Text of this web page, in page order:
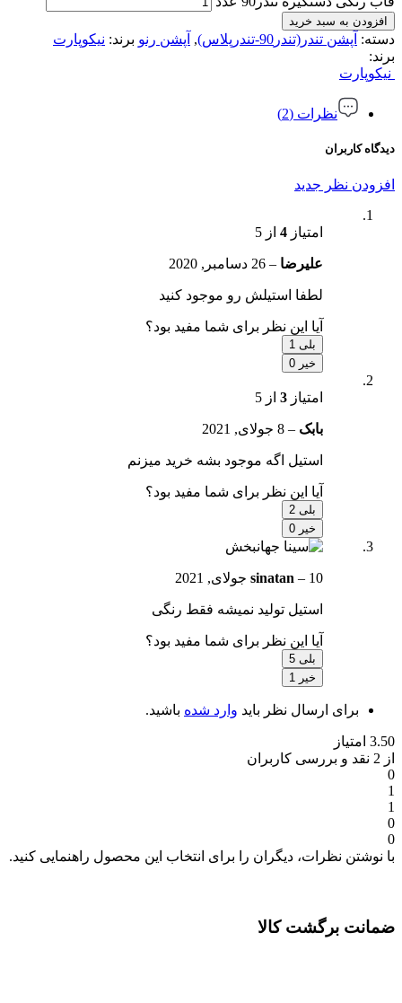
افزودن به سبد خرید
دسته: آپشن تندر(تندر90-تندرپلاس) , آپشن رنو برند: نیکوپارت
برند:
نیکوپارت
نظرات (2)
دیدگاه کاربران
افزودن نظر جدید
امتیاز 4 از 5
علیرضا – 26 دسامبر, 2020
لطفا استیلش رو موجود کنید
آیا این نظر برای شما مفید بود؟
بلی 1
خیر 0
امتیاز 3 از 5
بابک – 8 جولای, 2021
استیل اگه موجود بشه خرید میزنم
آیا این نظر برای شما مفید بود؟
بلی 2
خیر 0
sinatan – 10 جولای, 2021
استیل تولید نمیشه فقط رنگی
آیا این نظر برای شما مفید بود؟
بلی 5
خیر 1
برای ارسال نظر باید وارد شده باشید.
3.50 امتیاز
از 2 نقد و بررسی کاربران
0
1
1
0
0
با نوشتن نظرات، دیگران را برای انتخاب این محصول راهنمایی کنید.
ضمانت برگشت کالا